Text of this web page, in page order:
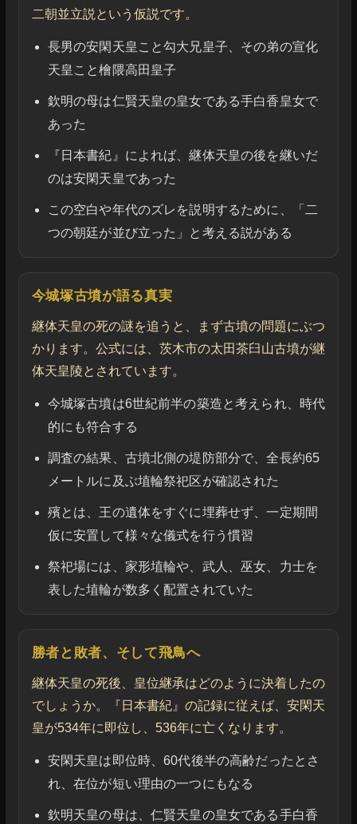
二朝並立説という仮説です。
長男の安閑天皇こと勾大兄皇子、その弟の宣化
天皇こと檜隈高田皇子
欽明の母は仁賢天皇の皇女である手白香皇女で
あった
『日本書紀』によれば、継体天皇の後を継いだ
のは安閑天皇であった
この空白や年代のズレを説明するために、「二
つの朝廷が並び立った」と考える説がある
今城塚古墳が語る真実
継体天皇の死の謎を追うと、まず古墳の問題にぶつ
かります。公式には、茨木市の太田茶臼山古墳が継
体天皇陵とされています。
今城塚古墳は6世紀前半の築造と考えられ、時代
的にも符合する
調査の結果、古墳北側の堤防部分で、全長約65
メートルに及ぶ埴輪祭祀区が確認された
殯とは、王の遺体をすぐに埋葬せず、一定期間
仮に安置して様々な儀式を行う慣習
祭祀場には、家形埴輪や、武人、巫女、力士を
表した埴輪が数多く配置されていた
勝者と敗者、そして飛鳥へ
継体天皇の死後、皇位継承はどのように決着したの
でしょうか。『日本書紀』の記録に従えば、安閑天
皇が534年に即位し、536年に亡くなります。
安閑天皇は即位時、60代後半の高齢だったとさ
れ、在位が短い理由の一つにもなる
欽明天皇の母は、仁賢天皇の皇女である手白香